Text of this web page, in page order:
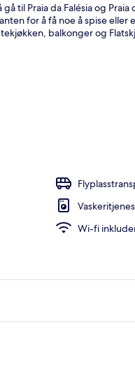
til Praia da Falésia og
for å få noe å spise
balkonger og
Wi-fi